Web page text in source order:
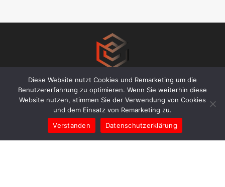
Diese Website nutzt Cookies und Remarketing um die
Benutzererfahrung zu optimieren. Wenn Sie weiterhin diese
Website nutzen, stimmen Sie der Verwendung von Cookies
und dem Einsatz von Remarketing zu.
Verstanden
Datenschutzerklärung